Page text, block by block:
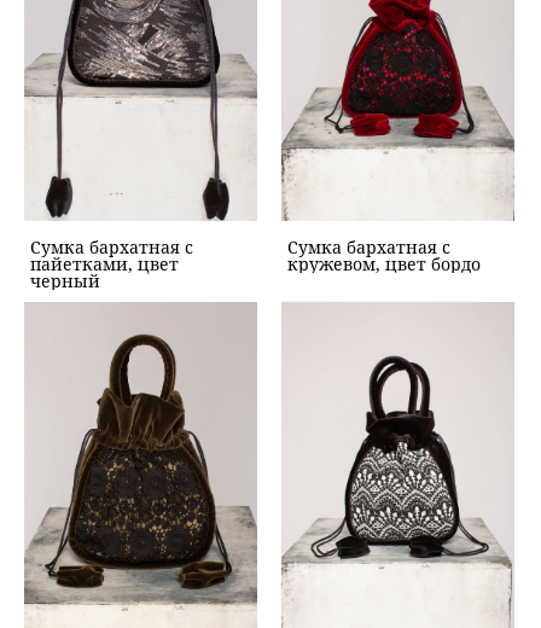
Сумка бархатная с
пайетками, цвет
черный
Сумка бархатная с
кружевом, цвет бордо